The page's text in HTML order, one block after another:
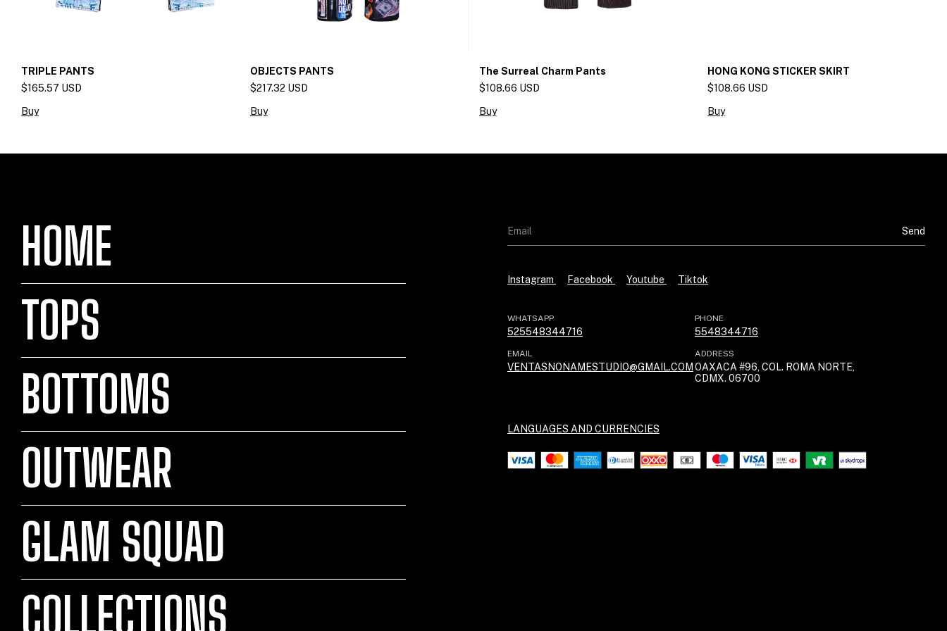
TRIPLE PANTS
$165.57 USD
Buy
OBJECTS PANTS
$217.32 USD
Buy
The Surreal Charm Pants
$108.66 USD
Buy
HONG KONG STICKER SKIRT
$108.66 USD
Buy
HOME
TOPS
BOTTOMS
OUTWEAR
GLAM SQUAD
COLLECTIONS
Instagram Facebook Youtube Tiktok
WHATSAPP
525548344716
PHONE
5548344716
EMAIL
VENTASNONAMESTUDIO@GMAIL.COM
ADDRESS
OAXACA #96, COL. ROMA NORTE,
CDMX. 06700
LANGUAGES AND CURRENCIES